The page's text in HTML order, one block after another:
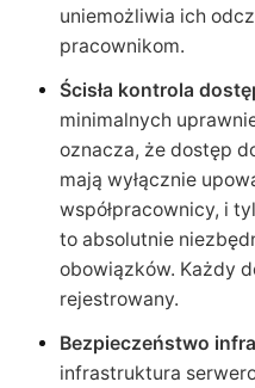
uniemożliwia ich
pracownikom.
Ścisła kontrola
minimalnych
oznacza, że dostęp
mają wyłącznie
współpracownicy, i
to absolutnie
obowiązków. Każdy
rejestrowany.
Bezpieczeństwo
infrastruktura